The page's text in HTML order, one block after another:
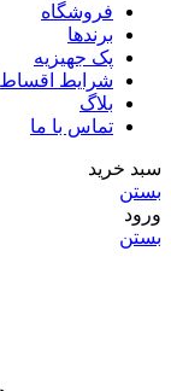
فروشگاه
برندها
پک جهیزیه
شرایط اقساط
بلاگ
تماس با ما
سبد خرید
بستن
ورود
بستن